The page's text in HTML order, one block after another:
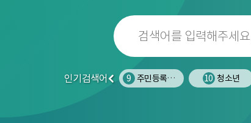
인기검색어
이
8 사망원인 9 주민등록인구 10 청소년